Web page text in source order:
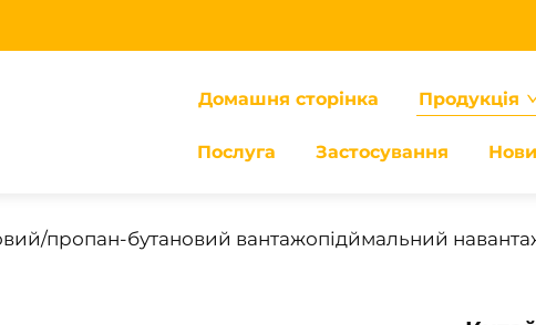
Домашня сторінка Продукція
Послуга Застосування
пропан-бутановий вантажопідймальний